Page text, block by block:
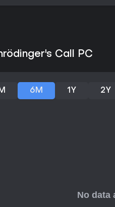
Call PC
6M 1Y 2Y